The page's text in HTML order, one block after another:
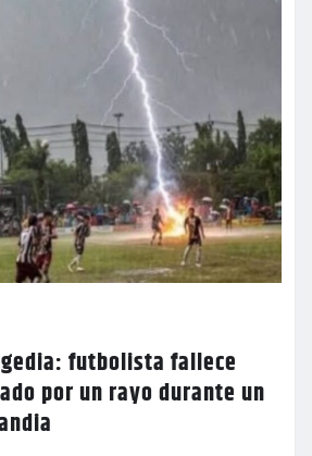
futbolista fallece
por un rayo durante un